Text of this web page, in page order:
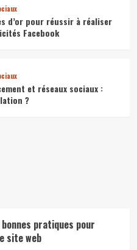
d’or pour réussir à réaliser
Facebook
et réseaux sociaux :
?
pratiques pour
site web